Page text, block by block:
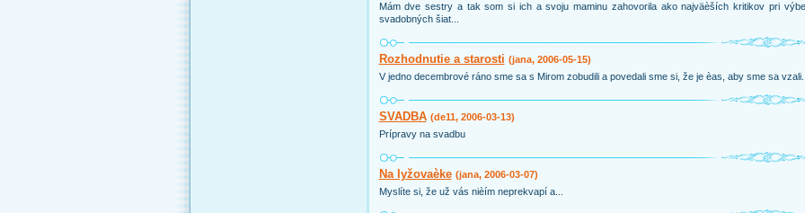
Mám dve sestry a tak som si ich a svoju maminu zahovorila ako najväèších kritikov pri
svadobných šiat...
Rozhodnutie a starosti (jana, 2006-05-15)
V jedno decembrové ráno sme sa s Mirom zobudili a povedali sme si, že je èas, aby sme sa vzali.
SVADBA (de11, 2006-03-13)
Prípravy na svadbu
Na lyžovaèke (jana, 2006-03-07)
Myslíte si, že už vás nièím neprekvapí a...